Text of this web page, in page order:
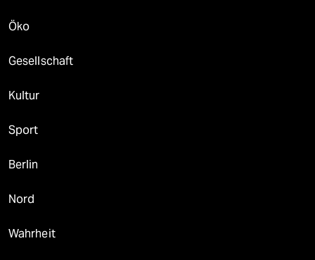
Öko
Gesellschaft
Kultur
Sport
Berlin
Nord
Wahrheit